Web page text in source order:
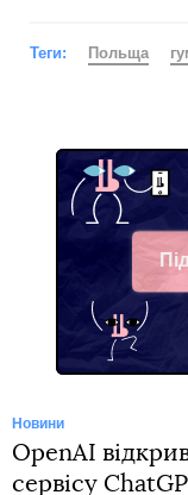
Теги: Польща
Новини
OpenAI
сервісу